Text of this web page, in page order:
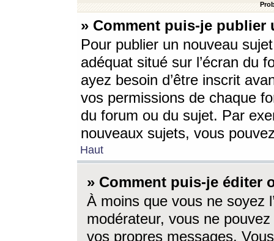
» Comment puis-je
Pour publier un nouveau
adéquat situé sur l’écran du
ayez besoin d’être inscrit
vos permissions de chaque
du forum ou du sujet. Par
nouveaux sujets, vous
Haut
» Comment puis-je éditer
À moins que vous ne soyez
modérateur, vous ne
vos propres messages.